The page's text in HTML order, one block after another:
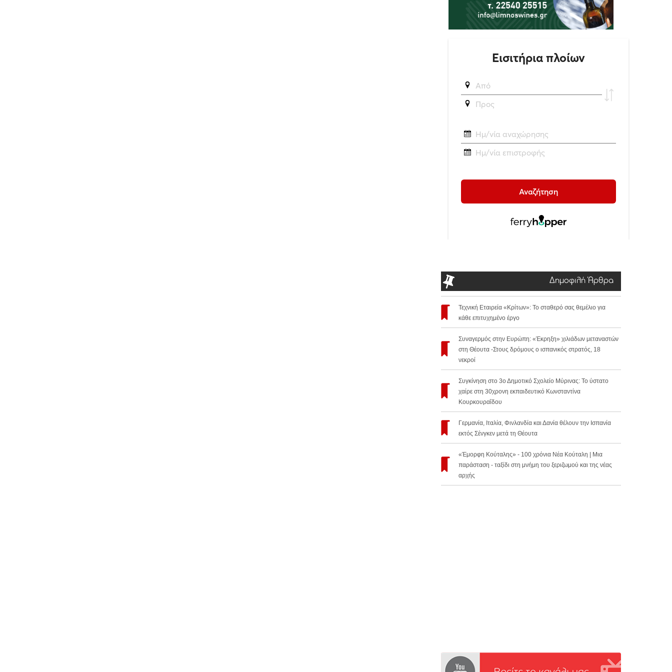
Δημοφιλή Άρθρα
Τεχνική Εταιρεία «Κρίτων»: Το σταθερό σας θεμέλιο για
κάθε επιτυχημένο έργο
Συναγερμός στην Ευρώπη: «Έκρηξη» χιλιάδων μεταναστών
στη Θέουτα -Στους δρόμους ο ισπανικός στρατός, 18
νεκροί
Συγκίνηση στο 3ο Δημοτικό Σχολείο Μύρινας: Το ύστατο
χαίρε στη 30χρονη εκπαιδευτικό Κωνσταντίνα
Κουρκουραΐδου
Γερμανία, Ιταλία, Φινλανδία και Δανία θέλουν την Ισπανία
εκτός Σένγκεν μετά τη Θέουτα
«Έμορφη Κούταλης» - 100 χρόνια Νέα Κούταλη | Μια
παράσταση - ταξίδι στη μνήμη του ξεριζωμού και της νέας
αρχής